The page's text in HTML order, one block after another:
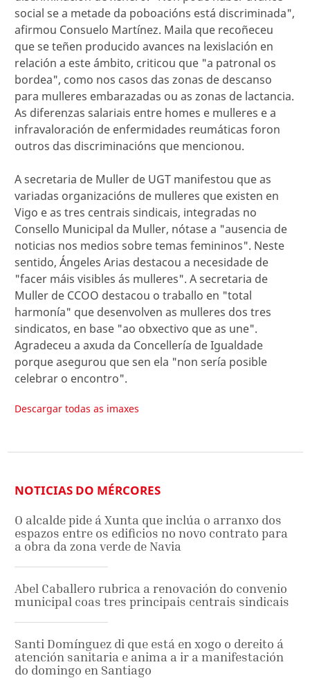
social se a metade da poboacións está discriminada",
afirmou Consuelo Martínez. Maila que recoñeceu
que se teñen producido avances na lexislación en
relación a este ámbito, criticou que "a patronal os
bordea", como nos casos das zonas de descanso
para mulleres embarazadas ou as zonas de lactancia.
As diferenzas salariais entre homes e mulleres e a
infravaloración de enfermidades reumáticas foron
outros das discriminacións que mencionou.
A secretaria de Muller de UGT manifestou que as
variadas organizacións de mulleres que existen en
Vigo e as tres centrais sindicais, integradas no
Consello Municipal da Muller, nótase a "ausencia de
noticias nos medios sobre temas femininos". Neste
sentido, Ángeles Arias destacou a necesidade de
"facer máis visibles ás mulleres". A secretaria de
Muller de CCOO destacou o traballo en "total
harmonía" que desenvolven as mulleres dos tres
sindicatos, en base "ao obxectivo que as une".
Agradeceu a axuda da Concellería de Igualdade
porque asegurou que sen ela "non sería posible
celebrar o encontro".
Descargar todas as imaxes
NOTICIAS DO MÉRCORES
O alcalde pide á Xunta que inclúa o arranxo dos
espazos entre os edificios no novo contrato para
a obra da zona verde de Navia
Abel Caballero rubrica a renovación do convenio
municipal coas tres principais centrais sindicais
Santi Domínguez di que está en xogo o dereito á
atención sanitaria e anima a ir a manifestación
do domingo en Santiago